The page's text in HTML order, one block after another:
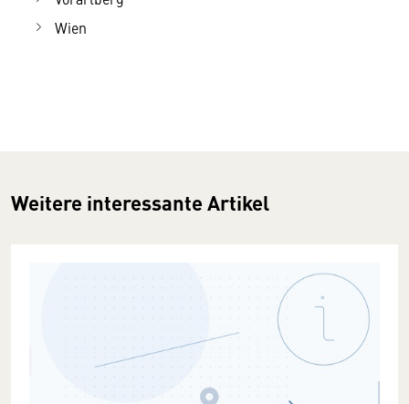
Wien
Weitere interessante Artikel